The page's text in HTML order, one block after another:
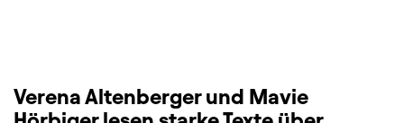
Verena Altenberger und Mavie